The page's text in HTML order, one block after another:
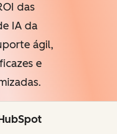
das
IA da
ágil,
e